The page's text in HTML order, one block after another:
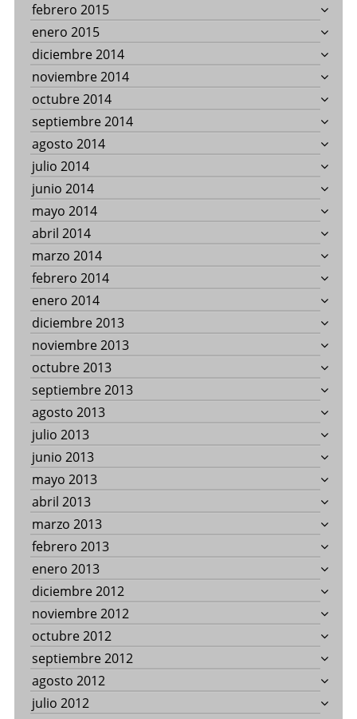
febrero 2015
enero 2015
diciembre 2014
noviembre 2014
octubre 2014
septiembre 2014
agosto 2014
julio 2014
junio 2014
mayo 2014
abril 2014
marzo 2014
febrero 2014
enero 2014
diciembre 2013
noviembre 2013
octubre 2013
septiembre 2013
agosto 2013
julio 2013
junio 2013
mayo 2013
abril 2013
marzo 2013
febrero 2013
enero 2013
diciembre 2012
noviembre 2012
octubre 2012
septiembre 2012
agosto 2012
julio 2012